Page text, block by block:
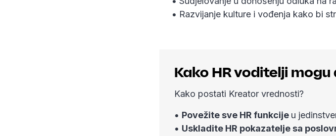
• Razvijanje kulture i vođenja kako bi
Kako HR voditelji
Kako postati Kreator vrednosti?
• Povežite sve HR funkcije u
• Uskladite HR pokazatelje sa